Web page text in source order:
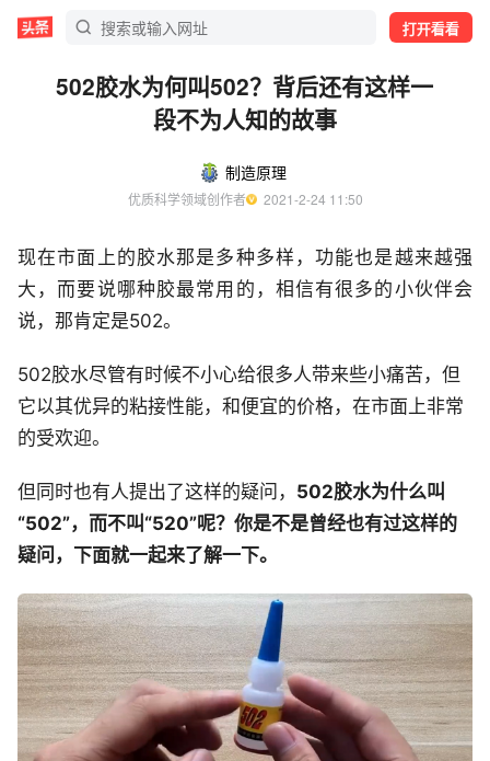
打开看看
502胶水为何叫502？背后还有这样一
段不为人知的故事
制造原理
优质科学领域创作者
  2021-2-24 11:50
现在市面上的胶水那是多种多样，功能也是越来越强
大，而要说哪种胶最常用的，相信有很多的小伙伴会
说，那肯定是502。
502胶水尽管有时候不小心给很多人带来些小痛苦，但
它以其优异的粘接性能，和便宜的价格，在市面上非常
的受欢迎。
但同时也有人提出了这样的疑问， 502胶水为什么叫
“502”，而不叫“520”呢？你是不是曾经也有过这样的
疑问，下面就一起来了解一下。